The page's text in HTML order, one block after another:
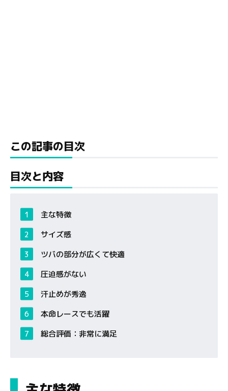
この記事の目次
目次と内容
主な特徴
サイズ感
ツバの部分が広くて快適
圧迫感がない
汗止めが秀逸
本命レースでも活躍
総合評価：非常に満足